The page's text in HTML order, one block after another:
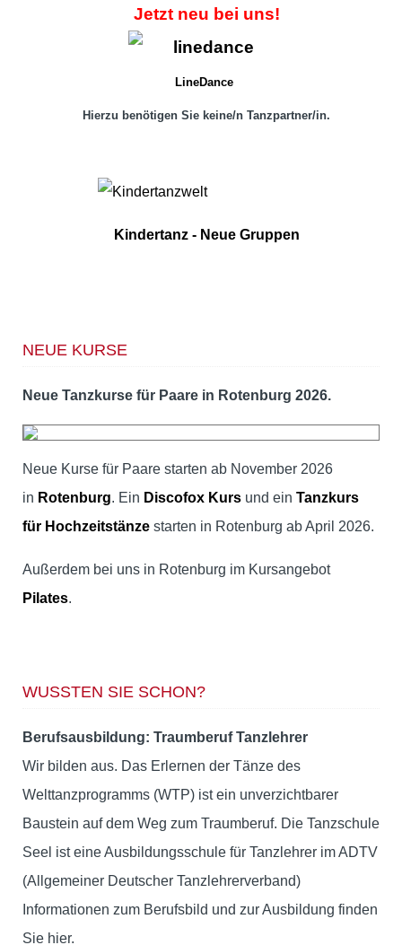
Jetzt neu bei uns!
LineDance
Hierzu benötigen Sie keine/n Tanzpartner/in.
Kindertanz - Neue Gruppen
NEUE KURSE
Neue Tanzkurse für Paare in Rotenburg 2026.
Neue Kurse für Paare starten ab November 2026
in Rotenburg. Ein Discofox Kurs und ein Tanzkurs
für Hochzeitstänze starten in Rotenburg ab April 2026.
Außerdem bei uns in Rotenburg im Kursangebot
Pilates.
WUSSTEN SIE SCHON?
Berufsausbildung: Traumberuf Tanzlehrer
Wir bilden aus. Das Erlernen der Tänze des
Welttanzprogramms (WTP) ist ein unverzichtbarer
Baustein auf dem Weg zum Traumberuf. Die Tanzschule
Seel ist eine Ausbildungsschule für Tanzlehrer im ADTV
(Allgemeiner Deutscher Tanzlehrerverband)
Informationen zum Berufsbild und zur Ausbildung finden
Sie hier.